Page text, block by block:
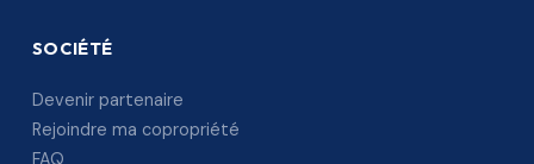
SOCIÉTÉ
Devenir partenaire
Rejoindre ma copropriété
FAQ